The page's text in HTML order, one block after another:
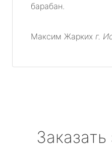
барабан.
Максим Жарких г.